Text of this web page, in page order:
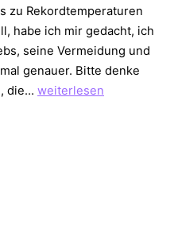
zu Rekordtemperaturen
habe ich mir gedacht, ich
seine Vermeidung und
genauer. Bitte denke
die… Hautkrebs
weiterlesen